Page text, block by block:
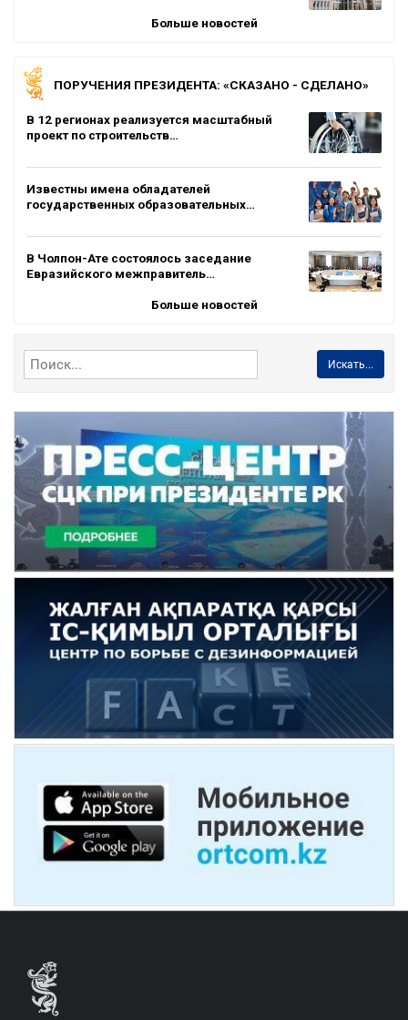
Больше новостей
ПОРУЧЕНИЯ ПРЕЗИДЕНТА: «СКАЗАНО - СДЕЛАНО»
В 12 регионах реализуется масштабный
проект по строительств…
Известны имена обладателей
государственных образовательных…
В Чолпон-Ате состоялось заседание
Евразийского межправитель…
Больше новостей
Искать...